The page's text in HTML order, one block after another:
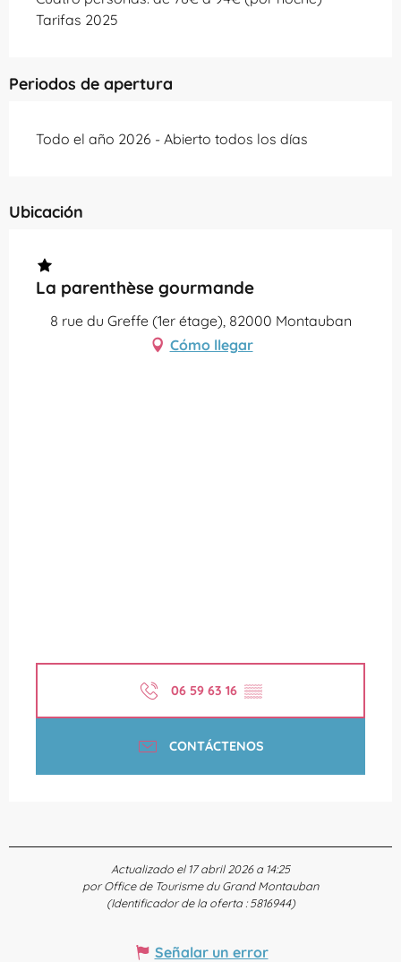
Tarifas 2025
Periodos de apertura
Todo el año 2026 - Abierto todos los días
Ubicación
La parenthèse gourmande
8 rue du Greffe (1er étage), 82000 Montauban
Cómo llegar
06 59 63 16 ▒▒
CONTÁCTENOS
Actualizado el 17 abril 2026 a 14:25
por Office de Tourisme du Grand Montauban
(Identificador de la oferta :5816944)
Señalar un error